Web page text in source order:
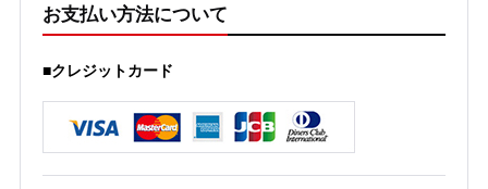
お支払い方法について
■クレジットカード